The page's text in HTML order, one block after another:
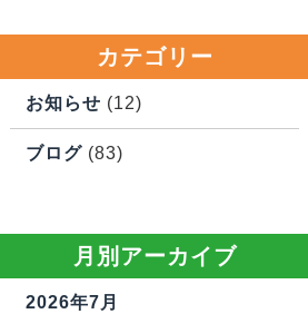
カテゴリー
お知らせ (12)
ブログ (83)
月別アーカイブ
2026年7月